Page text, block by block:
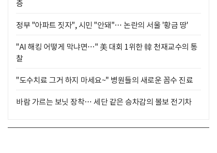
층
정부 "아파트 짓자", 시민 "안돼"… 논란의 서울 '황금 땅'
"AI 해킹 어떻게 막냐면…" 美 대회 1위한 韓 천재교수의 통
찰
"도수치료 그거 하지 마세요~" 병원들의 새로운 꼼수 진료
바람 가르는 보닛 장착… 세단 같은 승차감의 볼보 전기차